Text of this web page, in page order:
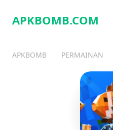
APKBOMB.COM
APKBOMB PERMAINAN